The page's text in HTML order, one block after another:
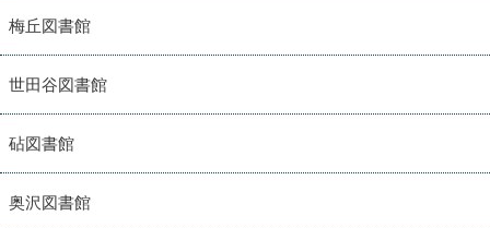
梅丘図書館
世田谷図書館
砧図書館
奥沢図書館